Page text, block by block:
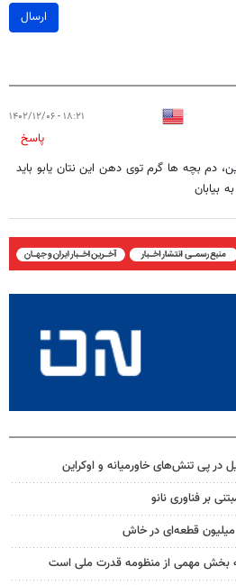
ارسال
۱۸:۲۱ - ۱۴۰۲/۱۲/۰۶
پاسخ
دم بچه ها گرم توی دهن این نتان یابو باید
بیابان
در پی تنش‌های خاورمیانه و اوکراین
بر فناوری نانو
بخش مهمی از منظومه قدرت ملی است